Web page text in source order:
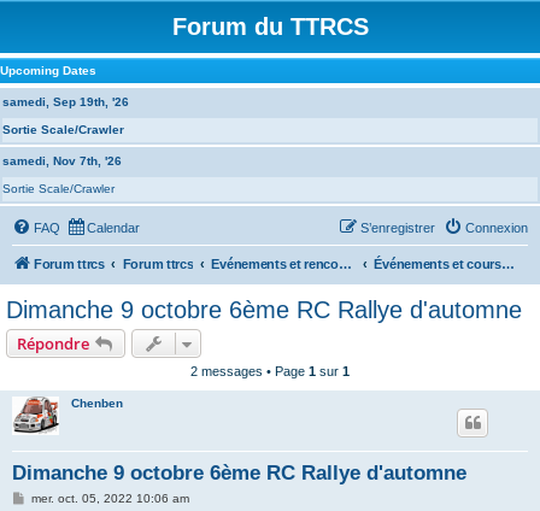
Forum du TTRCS
Upcoming Dates
samedi, Sep 19th, '26
Sortie Scale/Crawler
samedi, Nov 7th, '26
Sortie Scale/Crawler
FAQ Calendar Connexion
S’enregistrer
Forum ttrcs Forum ttrcs Evénements et rencontres Événements et courses à la GRENOUILLERE
Dimanche 9 octobre 6ème RC Rallye d'automne
Répondre
2 messages • Page 1 sur 1
Chenben
Dimanche 9 octobre 6ème RC Rallye d'automne
Mmer. oct. 05, 2022 10:06 am